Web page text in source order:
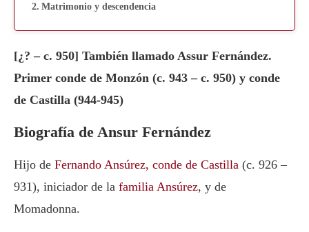
Matrimonio y descendencia
[¿? – c. 950] También llamado Assur Fernández.
Primer conde de Monzón (c. 943 – c. 950) y conde
de Castilla (944-945)
Biografía de Ansur Fernández
Hijo de Fernando Ansúrez, conde de Castilla (c. 926 –
931), iniciador de la familia Ansúrez, y de
Momadonna.